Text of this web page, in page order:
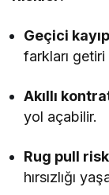
Geçici
farkları
Akıllı
yol açabilir.
Rug pull
hırsızlığı